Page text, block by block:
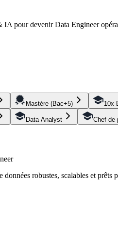
IA pour devenir Data Engineer
Mastère (Bac+5) 10x
Data Analyst Chef de
données robustes, scalables et